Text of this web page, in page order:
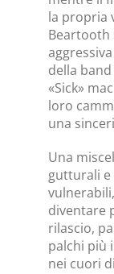
la propria
Beartooth
della
«Sick»
loro
una
Una
gutturali
diventare
rilascio,
palchi più
nei cuori